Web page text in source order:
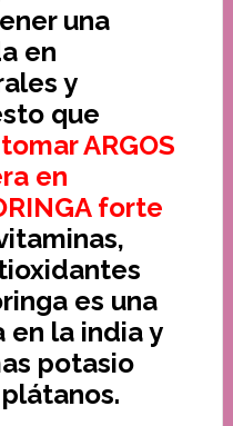
una
en
y
que
ARGOS
en
forte
es una
en la india y
potasio